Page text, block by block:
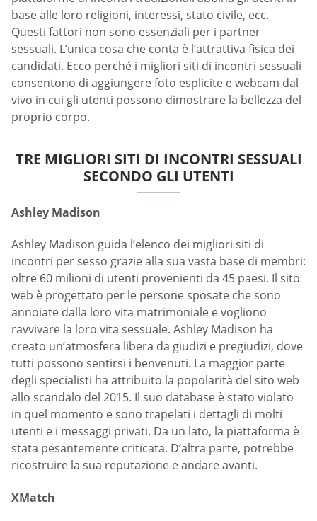
base alle loro religioni, interessi, stato civile, ecc.
Questi fattori non sono essenziali per i partner
sessuali. L’unica cosa che conta è l’attrattiva fisica dei
candidati. Ecco perché i migliori siti di incontri sessuali
consentono di aggiungere foto esplicite e webcam dal
vivo in cui gli utenti possono dimostrare la bellezza del
proprio corpo.
TRE MIGLIORI SITI DI INCONTRI SESSUALI
SECONDO GLI UTENTI
Ashley Madison
Ashley Madison guida l’elenco dei migliori siti di
incontri per sesso grazie alla sua vasta base di membri:
oltre 60 milioni di utenti provenienti da 45 paesi. Il sito
web è progettato per le persone sposate che sono
annoiate dalla loro vita matrimoniale e vogliono
ravvivare la loro vita sessuale. Ashley Madison ha
creato un’atmosfera libera da giudizi e pregiudizi, dove
tutti possono sentirsi i benvenuti. La maggior parte
degli specialisti ha attribuito la popolarità del sito web
allo scandalo del 2015. Il suo database è stato violato
in quel momento e sono trapelati i dettagli di molti
utenti e i messaggi privati. Da un lato, la piattaforma è
stata pesantemente criticata. D’altra parte, potrebbe
ricostruire la sua reputazione e andare avanti.
XMatch